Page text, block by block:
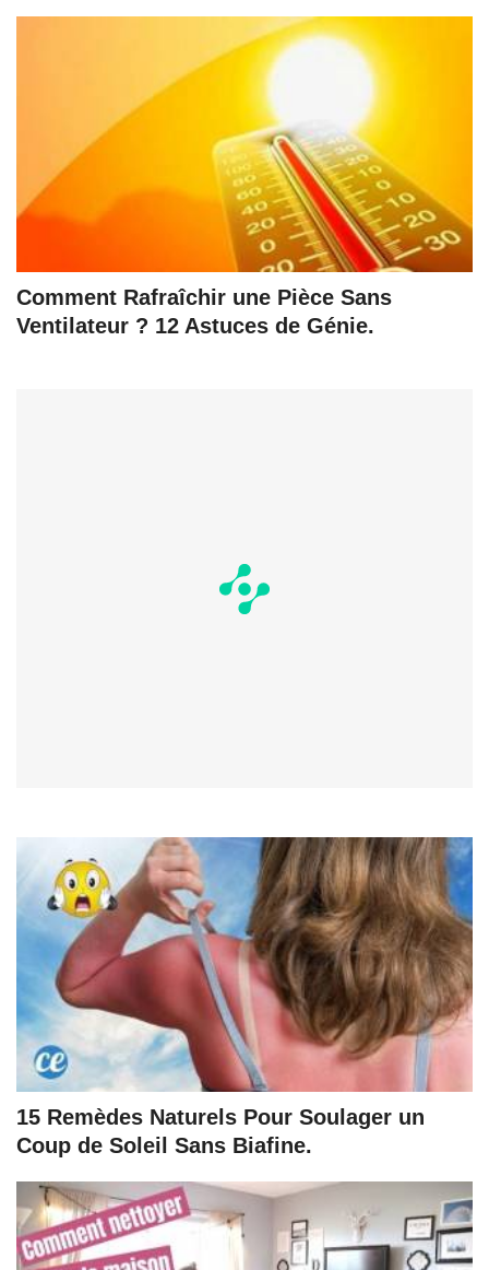
Comment Rafraîchir une Pièce Sans
Ventilateur ? 12 Astuces de Génie.
15 Remèdes Naturels Pour Soulager un
Coup de Soleil Sans Biafine.